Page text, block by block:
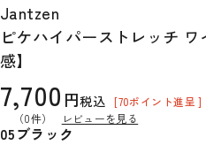
Jantzen
ピケハイパーストレッチ
感】
7,700 税込 [70ポイント進呈 ]
（0件）
レビューを見る
05ブラック